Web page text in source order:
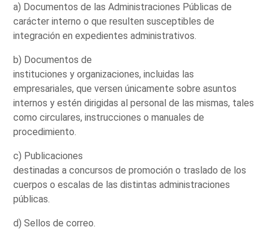
a) Documentos de las Administraciones Públicas de
carácter interno o que resulten susceptibles de
integración en expedientes administrativos.
b) Documentos de
instituciones y organizaciones, incluidas las
empresariales, que versen únicamente sobre asuntos
internos y estén dirigidas al personal de las mismas, tales
como circulares, instrucciones o manuales de
procedimiento.
c) Publicaciones
destinadas a concursos de promoción o traslado de los
cuerpos o escalas de las distintas administraciones
públicas.
d) Sellos de correo.